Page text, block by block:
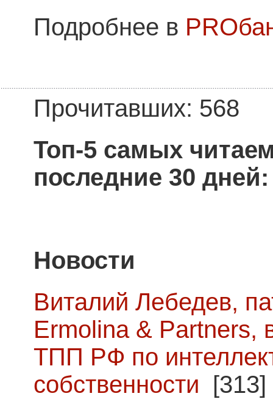
Подробнее в
Прочитавших: 568
Топ-5 самых
последние 30 дней:
Новости
Виталий Лебедев,
Ermolina & Partners,
ТПП РФ по
собственности [313]